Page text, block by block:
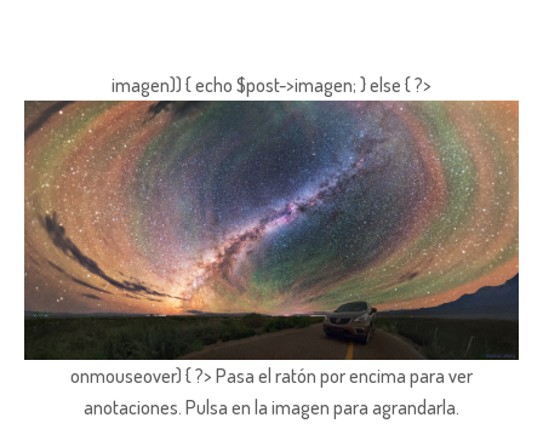
imagen)) { echo $post->imagen; } else { ?>
onmouseover) { ?> Pasa el ratón por encima para ver
anotaciones. Pulsa en la imagen para agrandarla.